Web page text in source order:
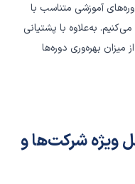
دوره‌های آموزشی متناسب با
به‌علاوه با پشتیانی
از میزان بهره‌وری دوره‌ها
ویژه شرکت‌ها و